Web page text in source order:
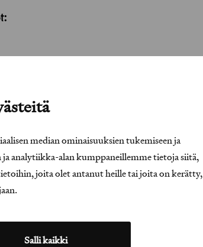
median ominaisuuksien tukemiseen ja
ja analytiikka-alan kumppaneillemme tietoja siitä,
joita olet antanut heille tai joita on kerätty,
Salli kaikki